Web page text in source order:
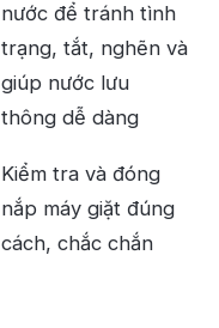
nước để tránh tình
trạng, tắt, nghẽn và
giúp nước lưu
thông dễ dàng
Kiểm tra và đóng
nắp máy giặt đúng
cách, chắc chắn